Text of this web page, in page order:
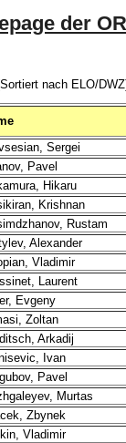
der
nach ELO/
Sergei
Pavel
Hikaru
Krishnan
Rustam
Alexander
Vladimir
Laurent
Evgeny
Zoltan
Arkadij
Ivan
Pavel
Murtas
Zbynek
Vladimir